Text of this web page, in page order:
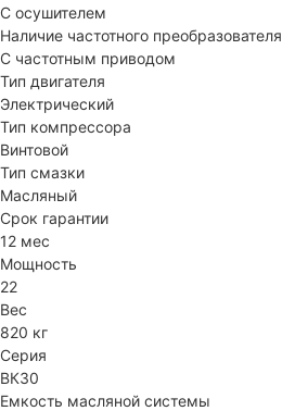
С осушителем
Наличие частотного преобразователя
С частотным приводом
Тип двигателя
Электрический
Тип компрессора
Винтовой
Тип смазки
Масляный
Срок гарантии
12 мес
Мощность
22
Вес
820 кг
Серия
ВК30
Емкость масляной системы